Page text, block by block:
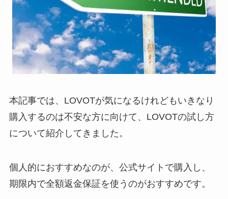
本記事では、LOVOTが気になるけれどもいきなり
購入するのは不安な方に向けて、LOVOTの試し方
について紹介してきました。
個人的におすすめなのが、公式サイトで購入し、
期限内で全額返金保証を使うのがおすすめです。